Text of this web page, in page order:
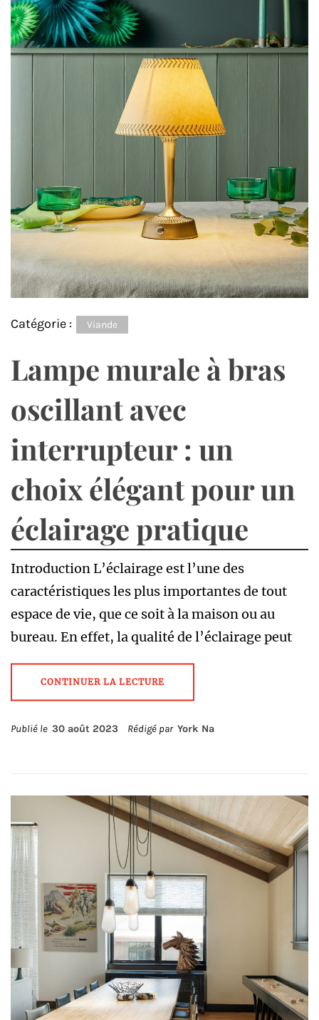
Catégorie : Viande
Lampe murale à bras
oscillant avec
interrupteur : un
choix élégant pour un
éclairage pratique
Introduction L’éclairage est l’une des
caractéristiques les plus importantes de tout
espace de vie, que ce soit à la maison ou au
bureau. En effet, la qualité de l’éclairage peut
CONTINUER LA LECTURE
Publié le 30 août 2023 Rédigé par York Na